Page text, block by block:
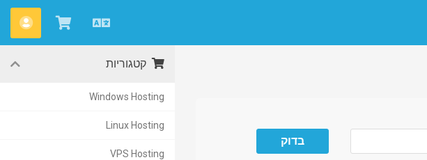
עבריתצפייה
בעגלת
קטגוריות
Windows Hosting
Linux Hosting
VPS Hosting
בדוק